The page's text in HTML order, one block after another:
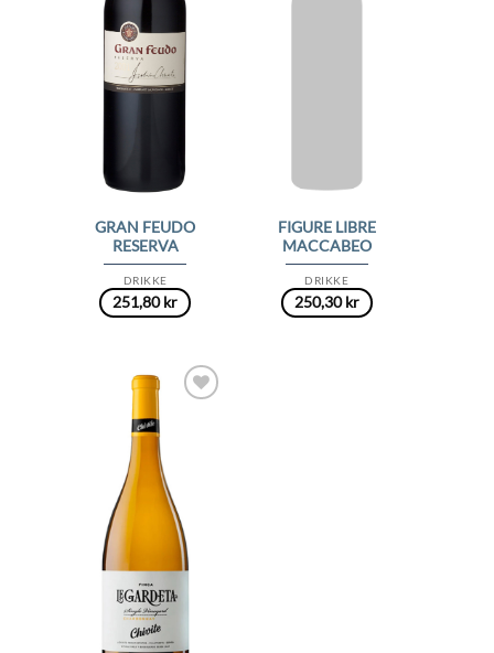
DRIKKE
GRAN FEUDO
RESERVA
251,80kr
DRIKKE
FIGURE LIBRE
MACCABEO
250,30kr